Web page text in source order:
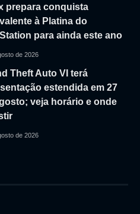
prepara conquista
à Platina do
para ainda este ano
de 2026
Theft Auto VI terá
estendida em 27
veja horário e onde
de 2026